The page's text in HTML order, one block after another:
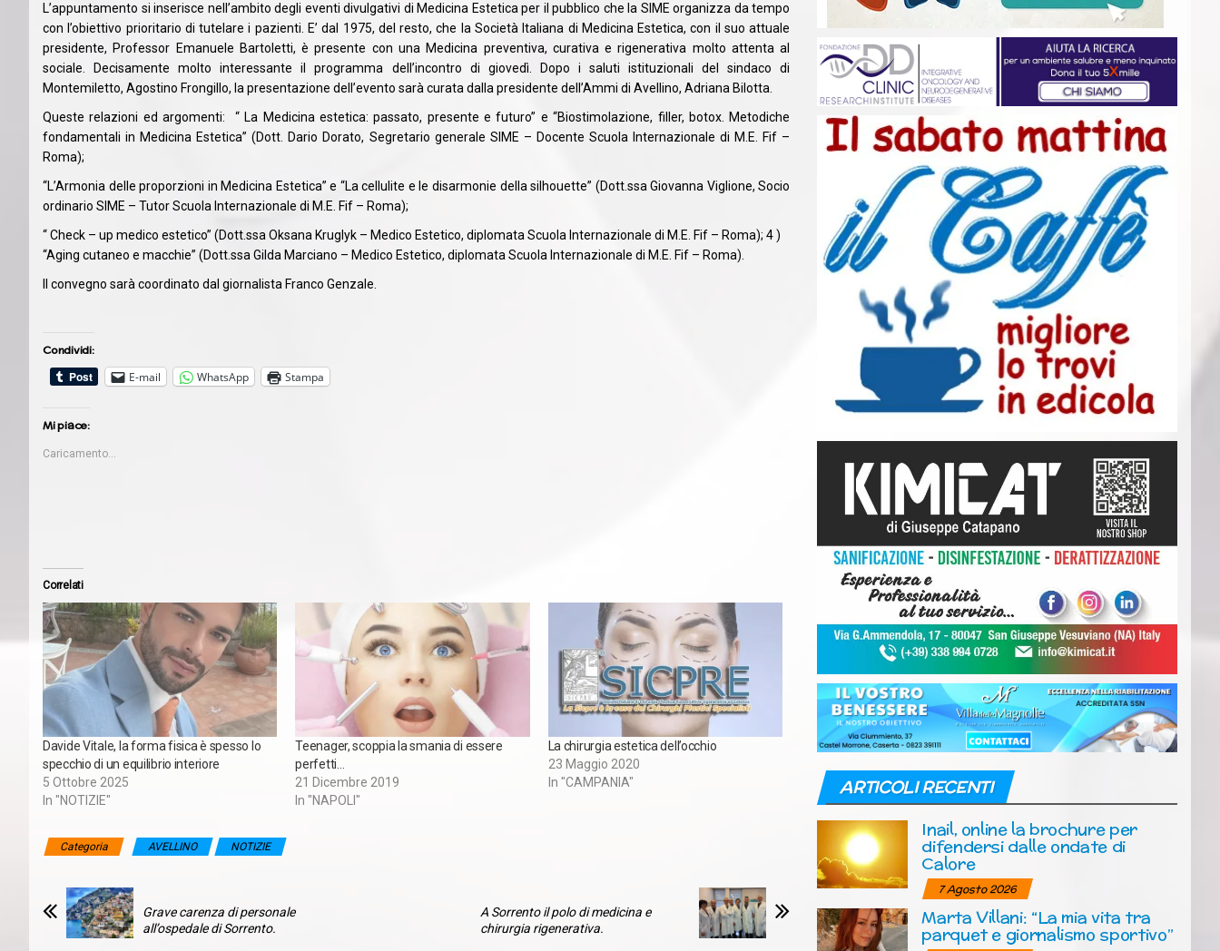
L’appuntamento si inserisce nell’ambito degli eventi divulgativi di Medicina Estetica per il pubblico che la SIME organizza da tempo
con l’obiettivo prioritario di tutelare i pazienti. E’ dal 1975, del resto, che la Società Italiana di Medicina Estetica, con il suo attuale
presidente, Professor Emanuele Bartoletti, è presente con una Medicina preventiva, curativa e rigenerativa molto attenta al
sociale. Decisamente molto interessante il programma dell’incontro di giovedì. Dopo i saluti istituzionali del sindaco di
Montemiletto, Agostino Frongillo, la presentazione dell’evento sarà curata dalla presidente dell’Ammi di Avellino, Adriana Bilotta.
Queste relazioni ed argomenti: “ La Medicina estetica: passato, presente e futuro” e “Biostimolazione, filler, botox. Metodiche
fondamentali in Medicina Estetica” (Dott. Dario Dorato, Segretario generale SIME – Docente Scuola Internazionale di M.E. Fif –
Roma);
“L’Armonia delle proporzioni in Medicina Estetica” e “La cellulite e le disarmonie della silhouette” (Dott.ssa Giovanna Viglione, Socio
ordinario SIME – Tutor Scuola Internazionale di M.E. Fif – Roma);
“ Check – up medico estetico” (Dott.ssa Oksana Kruglyk – Medico Estetico, diplomata Scuola Internazionale di M.E. Fif – Roma); 4 )
“Aging cutaneo e macchie” (Dott.ssa Gilda Marciano – Medico Estetico, diplomata Scuola Internazionale di M.E. Fif – Roma).
Il convegno sarà coordinato dal giornalista Franco Genzale.
Condividi:
E-mail
WhatsApp Stampa
Mi piace:
Caricamento...
Correlati
Davide Vitale, la forma fisica è spesso lo
specchio di un equilibrio interiore
5 Ottobre 2025
In "NOTIZIE"
Teenager, scoppia la smania di essere
perfetti…
21 Dicembre 2019
In "NAPOLI"
La chirurgia estetica dell’occhio
23 Maggio 2020
In "CAMPANIA"
Categoria AVELLINO NOTIZIE
Grave carenza di personale
all’ospedale di Sorrento.
A Sorrento il polo di medicina e
chirurgia rigenerativa.
ARTICOLI RECENTI
Inail, online la brochure per
difendersi dalle ondate di
Calore
7 Agosto 2026
Marta Villani: “La mia vita tra
parquet e giornalismo sportivo”